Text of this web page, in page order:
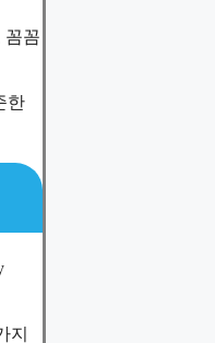
꼼꼼
한
지